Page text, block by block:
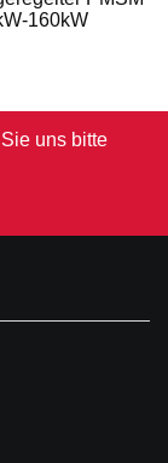
160kW
uns bitte